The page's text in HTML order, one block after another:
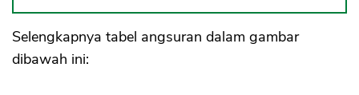
Selengkapnya tabel angsuran dalam gambar
dibawah ini: